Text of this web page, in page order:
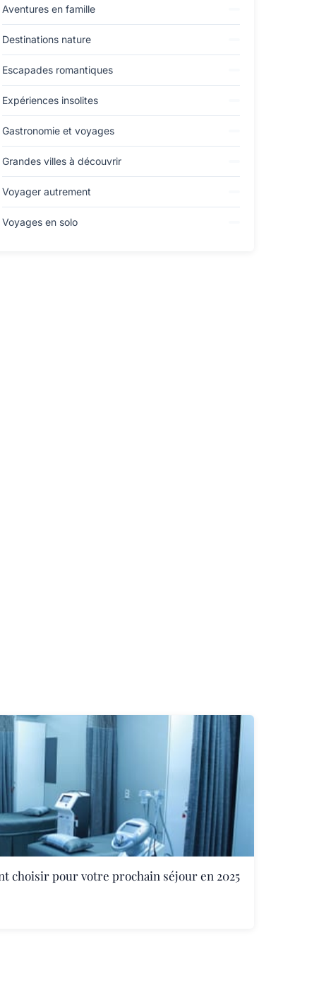
Aventures en famille
Destinations nature
Escapades romantiques
Expériences insolites
Gastronomie et voyages
Grandes villes à découvrir
Voyager autrement
Voyages en solo
choisir pour votre prochain séjour en 2025